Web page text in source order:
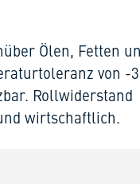
Ölen, Fetten
von -
Rollwiderstand
wirtschaftlich.